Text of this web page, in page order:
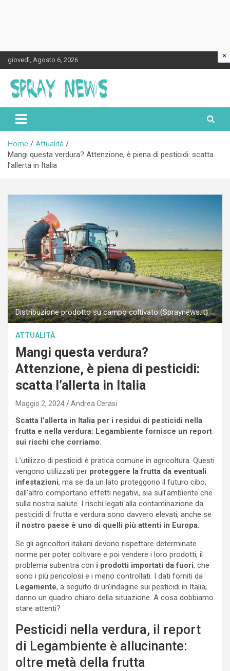
Skip
to
content
giovedì, Agosto 6, 2026
Spraynews.it
Home
Attualità
Mangi questa verdura? Attenzione, è piena di pesticidi: scatta
l’allerta in Italia
Distribuzione prodotto su campo coltivato (Spraynews.it)
ATTUALITÀ
Mangi questa verdura?
Attenzione, è piena di pesticidi:
scatta l’allerta in Italia
Maggio 2, 2024 Andrea Cerasi
Scatta l’allerta in Italia per i residui di pesticidi nella
frutta e nella verdura: Legambiente fornisce un report
sui rischi che corriamo.
L’utilizzo di pesticidi è pratica comune in agricoltura. Questi
vengono utilizzati per proteggere la frutta da eventuali
infestazioni, ma se da un lato proteggono il futuro cibo,
dall’altro comportano effetti negativi, sia sull’ambiente che
sulla nostra salute. I rischi legati alla contaminazione da
pesticidi di frutta e verdura sono davvero elevati, anche se
il nostro paese è uno di quelli più attenti in Europa.
Se gli agricoltori italiani devono rispettare determinate
norme per poter coltivare e poi vendere i loro prodotti, il
problema subentra con i prodotti importati da fuori, che
sono i più pericolosi e i meno controllati. I dati forniti da
Legamente, a seguito di un’indagine sui pesticidi in Italia,
danno un quadro chiaro della situazione. A cosa dobbiamo
stare attenti?
Pesticidi nella verdura, il report
di Legambiente è allucinante:
oltre metà della frutta
×